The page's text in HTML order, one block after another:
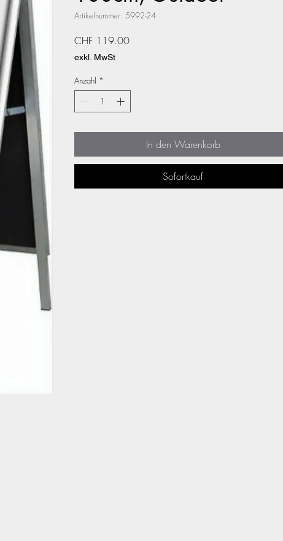
Artikelnummer: 5992-24
CHF 119.00Preis
exkl. MwSt
Anzahl *
In den Warenkorb
Sofortkauf